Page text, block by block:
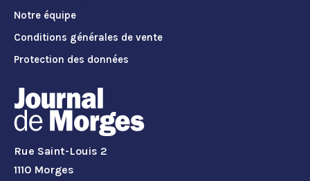
Notre équipe
Conditions générales de vente
Protection des données
Rue Saint-Louis 2
1110 Morges